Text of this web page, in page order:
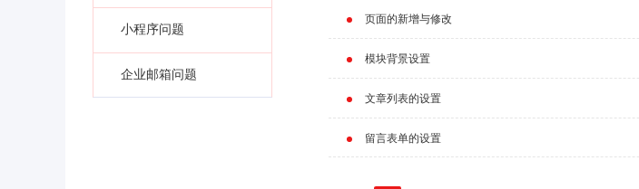
小程序问题
企业邮箱问题
页面的新增与修改
模块背景设置
文章列表的设置
留言表单的设置